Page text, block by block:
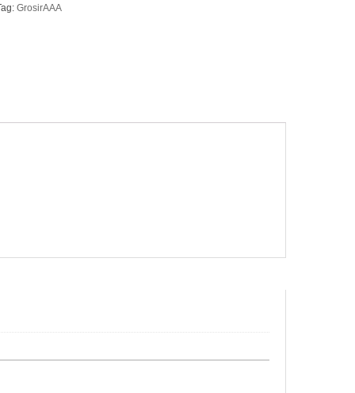
GrosirAAA